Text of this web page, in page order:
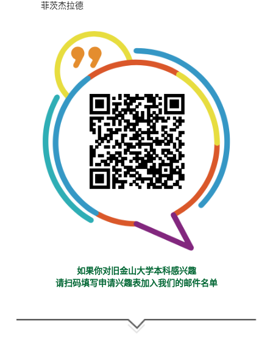
菲茨杰拉德
如果你对旧金山大学本科感兴趣
请扫码填写申请兴趣表加入我们的邮件名单